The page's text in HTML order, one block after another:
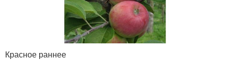
Красное раннее